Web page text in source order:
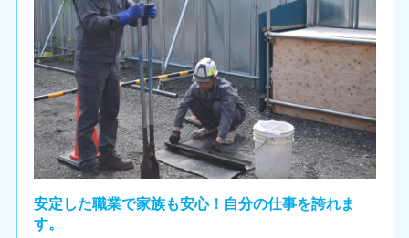
安定した職業で家族も安心！自分の仕事を誇れま
す。